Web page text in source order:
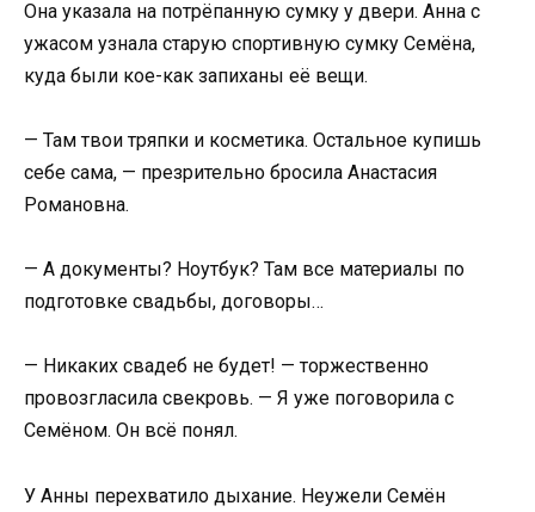
Она указала на потрёпанную сумку у двери. Анна с
ужасом узнала старую спортивную сумку Семёна,
куда были кое-как запиханы её вещи.
— Там твои тряпки и косметика. Остальное купишь
себе сама, — презрительно бросила Анастасия
Романовна.
— А документы? Ноутбук? Там все материалы по
подготовке свадьбы, договоры…
— Никаких свадеб не будет! — торжественно
провозгласила свекровь. — Я уже поговорила с
Семёном. Он всё понял.
У Анны перехватило дыхание. Неужели Семён